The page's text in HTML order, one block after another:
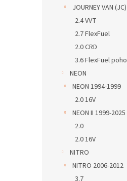
JOURNEY VAN
2.4 VVT
2.7 FlexFuel
2.0 CRD
3.6 FlexFuel
NEON
NEON 1994-1999
2.0 16V
NEON II 1999-2025
2.0
2.0 16V
NITRO
NITRO 2006-2012
3.7